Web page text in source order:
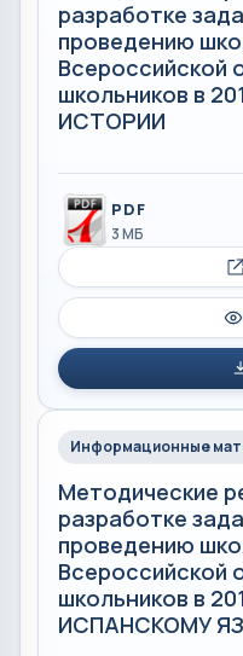
разработке
проведению
Всероссийской
школьников в
ИСТОРИИ
PDF
3 МБ
Информационные
Методические
разработке
проведению
Всероссийской
школьников в
ИСПАНСКОМУ